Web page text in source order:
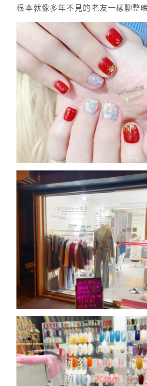
根本就像多年不見的老友一樣聊整